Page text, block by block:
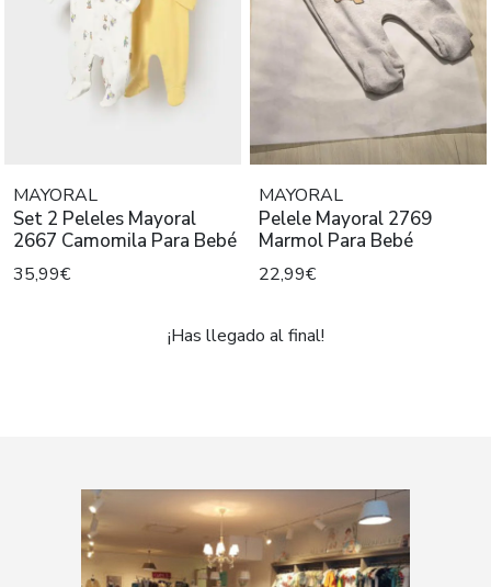
MAYORAL
Set 2 Peleles Mayoral
2667 Camomila Para Bebé
35,99€
MAYORAL
Pelele Mayoral 2769
Marmol Para Bebé
22,99€
¡Has llegado al final!